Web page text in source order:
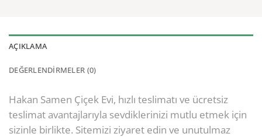
AÇIKLAMA
DEĞERLENDIRMELER (0)
Hakan Samen Çiçek Evi, hızlı teslimatı ve ücretsiz
teslimat avantajlarıyla sevdiklerinizi mutlu etmek için
sizinle birlikte. Sitemizi ziyaret edin ve unutulmaz